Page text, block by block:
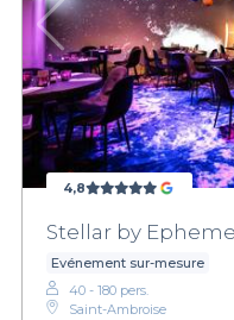
4,8
Stellar by
Evénement sur-mesure
40 - 180 pers.
Saint-Ambroise